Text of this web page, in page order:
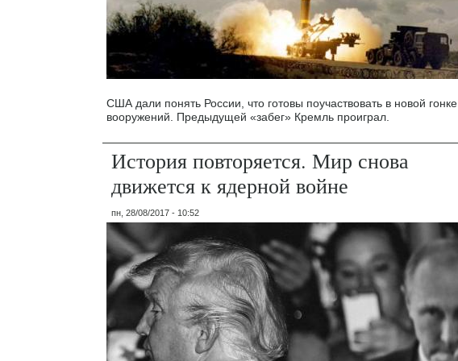
США дали понять России, что готовы поучаствовать в новой гонке
вооружений. Предыдущей «забег» Кремль проиграл.
История повторяется. Мир снова
движется к ядерной войне
пн, 28/08/2017 - 10:52